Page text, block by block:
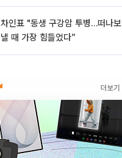
차인표 "동생 구강암 투병…떠나보
낼 때 가장 힘들었다”